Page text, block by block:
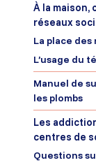
À la maison,
réseaux
La place
L’usage du
Manuel de
les plombs
Les
centres de
Questions